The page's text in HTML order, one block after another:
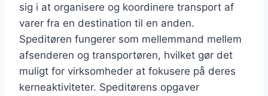
sig i at organisere og koordinere transport af
varer fra en destination til en anden.
Speditøren fungerer som mellemmand mellem
afsenderen og transportøren, hvilket gør det
muligt for virksomheder at fokusere på deres
kerneaktiviteter. Speditørens opgaver